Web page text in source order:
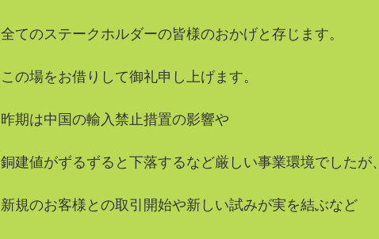
全てのステークホルダーの皆様のおかげと存じます。
この場をお借りして御礼申し上げます。
昨期は中国の輸入禁止措置の影響や
銅建値がずるずると下落するなど厳しい事業環境でしたが、
新規のお客様との取引開始や新しい試みが実を結ぶなど